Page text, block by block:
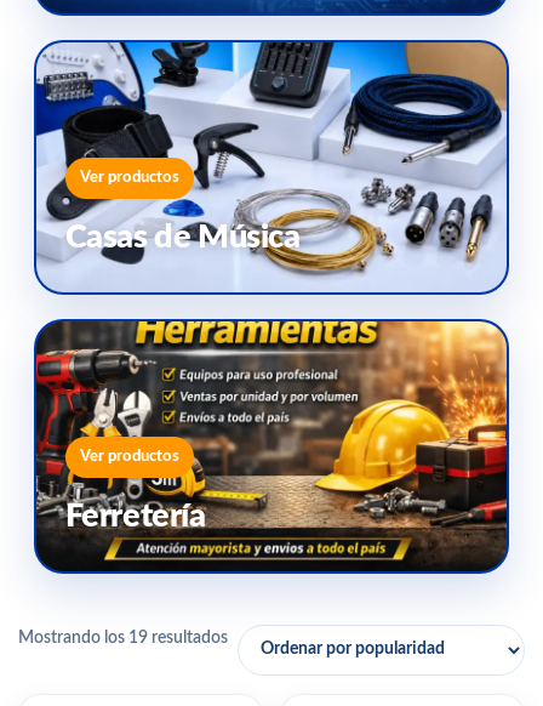
Ver productos
Casas de Música
Ver productos
Ferretería
Mostrando los 19 resultados